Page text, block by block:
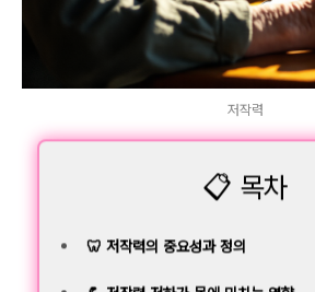
저작력
📋 목차
🦷 저작력의 중요성과 정의